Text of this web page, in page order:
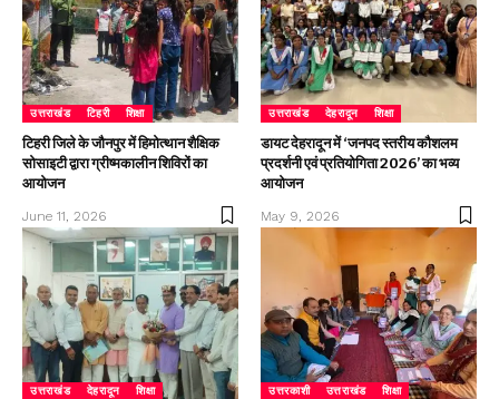
उत्तराखंड टिहरी शिक्षा
टिहरी जिले के जौनपुर में हिमोत्थान शैक्षिक
सोसाइटी द्वारा ग्रीष्मकालीन शिविरों का
आयोजन
June 11, 2026
उत्तराखंड देहरादून शिक्षा
डायट देहरादून में ‘जनपद स्तरीय कौशलम
प्रदर्शनी एवं प्रतियोगिता 2026’ का भव्य
आयोजन
May 9, 2026
उत्तराखंड देहरादून शिक्षा उत्तरकाशी उत्तराखंड शिक्षा